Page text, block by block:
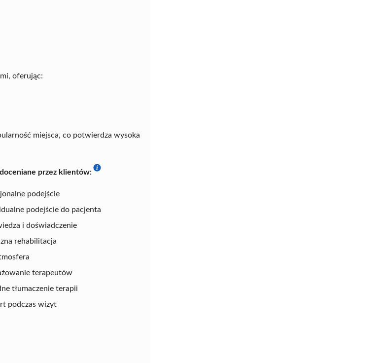
oferując:
miejsca, co potwierdza wysoka
przez klientów:
podejście
podejście do pacjenta
i doświadczenie
rehabilitacja
terapeutów
tłumaczenie terapii
podczas wizyt